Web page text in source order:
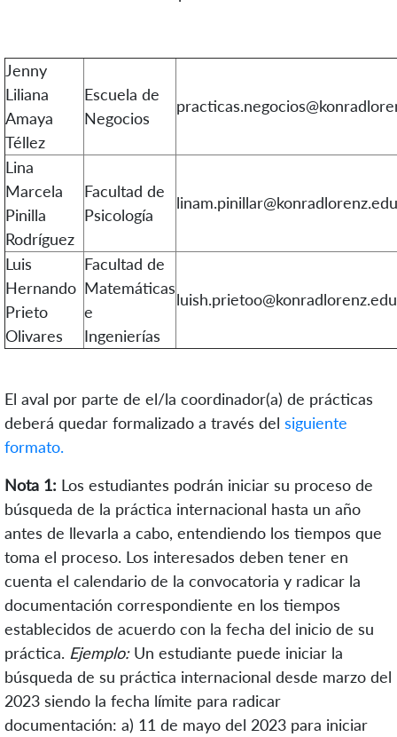
Jenny
Liliana
Amaya
Téllez
Escuela de
Negocios
Lina
Marcela
Pinilla
Rodríguez
Facultad de
Psicología
Luis
Hernando
Prieto
Olivares
Facultad de
Matemáticas
e
Ingenierías
El aval por parte de el/la coordinador(a) de prácticas
deberá quedar formalizado a través del siguiente
formato.
Nota 1: Los estudiantes podrán iniciar su proceso de
búsqueda de la práctica internacional hasta un año
antes de llevarla a cabo, entendiendo los tiempos que
toma el proceso. Los interesados deben tener en
cuenta el calendario de la convocatoria y radicar la
documentación correspondiente en los tiempos
establecidos de acuerdo con la fecha del inicio de su
práctica. Ejemplo: Un estudiante puede iniciar la
búsqueda de su práctica internacional desde marzo del
2023 siendo la fecha límite para radicar
documentación: a) 11 de mayo del 2023 para iniciar